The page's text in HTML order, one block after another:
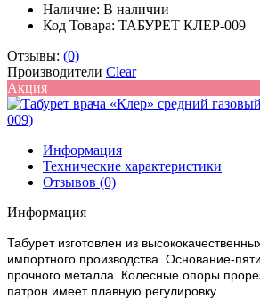
Наличие: В наличии
Код Товара: ТАБУРЕТ КЛЕР-009
Отзывы: (0)
Производители Clear
Акция
Информация
Технические характеристики
Отзывов (0)
Информация
Табурет изготовлен из
импортного производства. Основание-
прочного металла. Колесные опоры
патрон имеет плавную регулировку.